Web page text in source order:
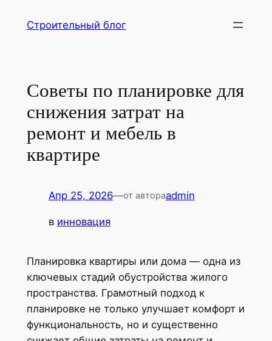
Строительный блог
Советы по планировке для
снижения затрат на
ремонт и мебель в
квартире
Апр 25, 2026—от автораadmin
в инновация
Планировка квартиры или дома — одна из
ключевых стадий обустройства жилого
пространства. Грамотный подход к
планировке не только улучшает комфорт и
функциональность, но и существенно